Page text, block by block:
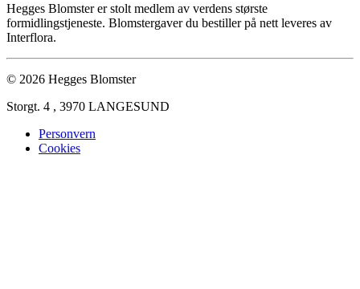
Hegges Blomster er stolt medlem av verdens største
formidlingstjeneste. Blomstergaver du bestiller på nett leveres av
Interflora.
© 2026 Hegges Blomster
Storgt. 4 , 3970 LANGESUND
Personvern
Cookies